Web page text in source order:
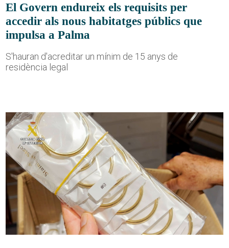
El Govern endureix els requisits per
accedir als nous habitatges públics que
impulsa a Palma
S'hauran d'acreditar un mínim de 15 anys de
residència legal